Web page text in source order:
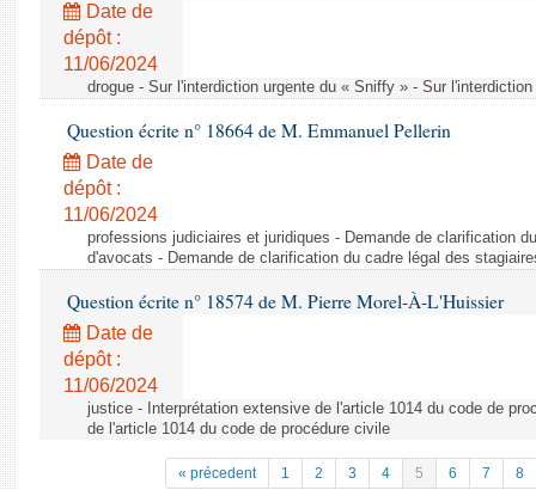
Date de
dépôt :
11/06/2024
drogue - Sur l'interdiction urgente du « Sniffy » - Sur
Question écrite n° 18664 de M. Emmanuel Pellerin
Date de
dépôt :
11/06/2024
professions judiciaires et juridiques - Demande de clarification
d'avocats - Demande de clarification du cadre légal des
Question écrite n° 18574 de M. Pierre Morel-À-L'Huissier
Date de
dépôt :
11/06/2024
justice - Interprétation extensive de l'article 1014 du code de
de l'article 1014 du code de procédure civile
« précedent 1 2 3 4 5 6 7 8